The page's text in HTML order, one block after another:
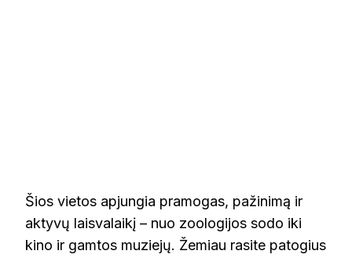
Šios vietos apjungia pramogas, pažinimą ir
aktyvų laisvalaikį – nuo zoologijos sodo iki
kino ir gamtos muziejų. Žemiau rasite patogius